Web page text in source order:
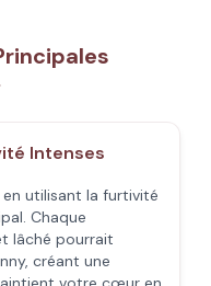
Intenses
en utilisant la furtivité
Chaque
lâché pourrait
créant une